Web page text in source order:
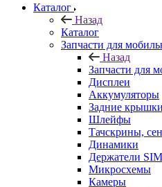
Каталог
Назад
Каталог
Запчасти для
Назад
Запчасти для
Дисплеи
Аккумуляторы
Задние крышки
Шлейфы
Тачскрины,
Динамики
Держатели
Микросхемы
Камеры